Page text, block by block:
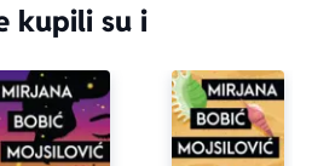
kupili su i